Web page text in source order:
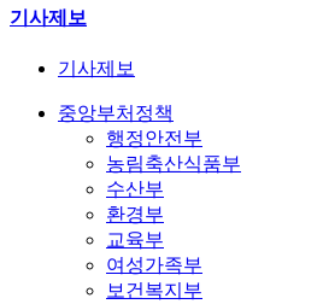
기사제보
기사제보
중앙부처정책
행정안전부
농림축산식품부
수산부
환경부
교육부
여성가족부
보건복지부